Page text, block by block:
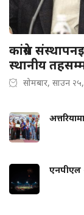
कांग्रेस
स्थानीय
सोमबार, साउन
एनपीएल